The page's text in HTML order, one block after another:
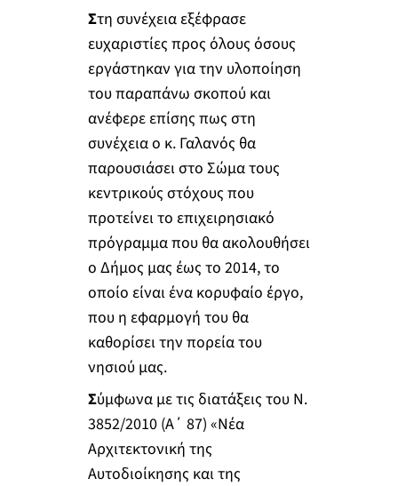
Στη συνέχεια εξέφρασε
ευχαριστίες προς όλους όσους
εργάστηκαν για την υλοποίηση
του παραπάνω σκοπού και
ανέφερε επίσης πως στη
συνέχεια ο κ. Γαλανός θα
παρουσιάσει στο Σώμα τους
κεντρικούς στόχους που
προτείνει το επιχειρησιακό
πρόγραμμα που θα ακολουθήσει
ο Δήμος μας έως το 2014, το
οποίο είναι ένα κορυφαίο έργο,
που η εφαρμογή του θα
καθορίσει την πορεία του
νησιού μας.
Σύμφωνα με τις διατάξεις του Ν.
3852/2010 (Α΄ 87) «Νέα
Αρχιτεκτονική της
Αυτοδιοίκησης και της